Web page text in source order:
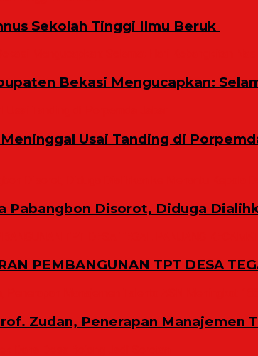
Sekolah Tinggi Ilmu Beruk
Bekasi Mengucapkan:
Usai Tanding di
Pabangbon Disorot, Diduga
PEMBANGUNAN TPT DESA
Zudan, Penerapan Manajemen